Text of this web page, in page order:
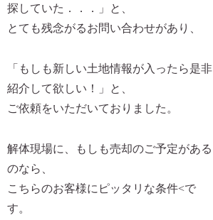
探していた．．．」と、
とても残念がるお問い合わせがあり、
「もしも新しい土地情報が入ったら是非
紹介して欲しい！」と、
ご依頼をいただいておりました。
解体現場に、もしも売却のご予定がある
のなら、
こちらのお客様に ピッタリな条件<で
す。